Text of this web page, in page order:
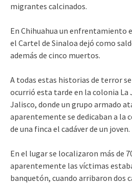
migrantes calcinados.
En Chihuahua un enfrentamiento
el Cartel de Sinaloa dejó como
además de cinco muertos.
A todas estas historias de terror
ocurrió esta tarde en la colonia La
Jalisco, donde un grupo armado
aparentemente se dedicaban a la
de una finca el cadáver de un joven.
En el lugar se localizaron más de
aparentemente las víctimas
banquetón, cuando arribaron dos